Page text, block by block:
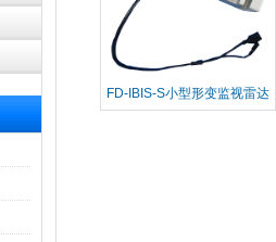
FD-IBIS-S小型形变监视雷达